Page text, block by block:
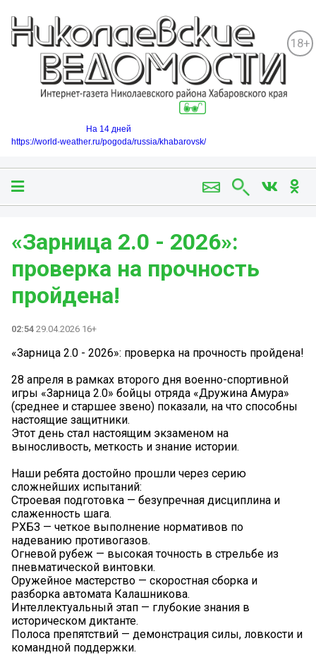
18+
На 14 дней
https://world-weather.ru/pogoda/russia/khabarovsk/
«Зарница 2.0 - 2026»:
проверка на прочность
пройдена!
02:54 29.04.2026 16+
«Зарница 2.0 - 2026»: проверка на прочность пройдена!
28 апреля в рамках второго дня военно-спортивной
игры «Зарница 2.0» бойцы отряда «Дружина Амура»
(среднее и старшее звено) показали, на что способны
настоящие защитники.
Этот день стал настоящим экзаменом на
выносливость, меткость и знание истории.
Наши ребята достойно прошли через серию
сложнейших испытаний:
Строевая подготовка — безупречная дисциплина и
слаженность шага.
РХБЗ — четкое выполнение нормативов по
надеванию противогазов.
Огневой рубеж — высокая точность в стрельбе из
пневматической винтовки.
Оружейное мастерство — скоростная сборка и
разборка автомата Калашникова.
Интеллектуальный этап — глубокие знания в
историческом диктанте.
Полоса препятствий — демонстрация силы, ловкости и
командной поддержки.